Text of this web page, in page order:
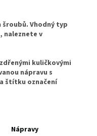
šroubů. Vhodný typ
naleznete v
kuličkovými
nápravu s
štítku označení
Nápravy